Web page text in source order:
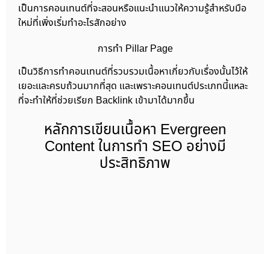
เป็นการคอนเทนต์ที่จะสอนหรือแนะนำแนวให้ความรู้สำหรับมือ
ใหม่ที่เพิ่งเริ่มทำอะไรสักอย่าง
การทำ Pillar Page
เป็นวิธีการทำคอนเทนต์ที่รวบรวมเนื้อหาเกี่ยวกับเรื่องนั้นไว้ให้
เยอะและครบถ้วนมากที่สุด และเพราะคอนเทนต์ประเภทนี้แหละ
ที่จะทำให้ที่ช่วยเรียก Backlink เข้ามาได้มากขึ้น
หลักการเขียนเนื้อหา Evergreen
Content ในการทำ SEO อย่างมี
ประสิทธิภาพ